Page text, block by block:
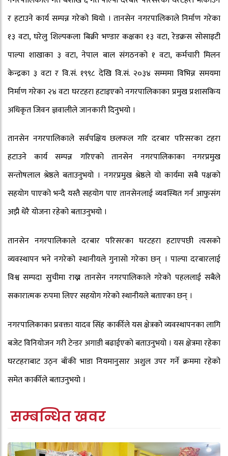
र हटाउने कार्य सम्पन्न गरेको थियो । तानसेन नगरपालिकाले निर्माण गरेका
१३ वटा, घरेलु शिल्पकला बिक्री भण्डार कक्षका १३ वटा, रेडक्रस सोसाइटी
पाल्पा शाखाका ३ वटा, नेपाल बाल संगठनको १ वटा, कर्मचारी मिलन
केन्द्रका ३ वटा र वि.सं. १९९८ देखि वि.सं. २०३४ सम्ममा विभिन्न समयमा
निर्माण गरेका २४ वटा घरटहरा हटाइएको नगरपालिकाका प्रमुख प्रशासकिय
अधिकृत जिवन ज्ञवालीले जानकारी दिनुभयो ।
तानसेन नगरपालिकाले सर्वपक्षिय छलफल गरि दरबार परिसरका टहरा
हटाउने कार्य सम्पन्न गरिएको तानसेन नगरपालिकाका नगरप्रमुख
सन्तोषलाल श्रेष्ठले बताउनुभयो । नगरप्रमुख श्रेष्ठले यो कार्यमा सबै पक्षको
सहयोग पाएको भन्दै यस्तै सहयोग पाए तानसेनलाई व्यवस्थित गर्न आफुसंग
अझै धेरै योजना रहेको बताउनुभयो ।
तानसेन नगरपालिकाले दरबार परिसरका घरटहरा हटाएपछी त्यसको
व्यवस्थापन भने नगरेको स्थानीयले गुनासो गरेका छन् । पाल्पा दरबारलाई
विश्व सम्पदा सुचीमा राख्न तानसेन नगरपालिकाले गरेको पहललाई सबैले
सकारात्मक रुपमा लिएर सहयोग गरेको स्थानीयले बताएका छन् ।
नगरपालिकाका प्रवक्ता यादव सिंह कार्कीले यस क्षेत्रको व्यवस्थापनका लागि
बजेट विनियोजन गरी टेन्डर अगाडी बढाईएको बताउनुभयो । यस क्षेत्रमा रहेका
घरटहराबाट उठ्न बाँकी भाडा नियमानुसार अशुल उपर गर्ने क्रममा रहेको
समेत कार्कीले बताउनुभयो ।
सम्बन्धित खवर